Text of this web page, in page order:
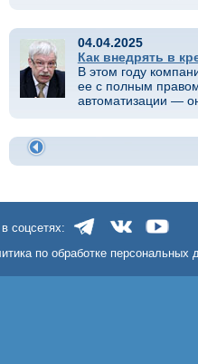
04.04.2025
Как внедрять в
В этом году
ее с полным
автоматизации —
соцсетях:
по обработке персональных